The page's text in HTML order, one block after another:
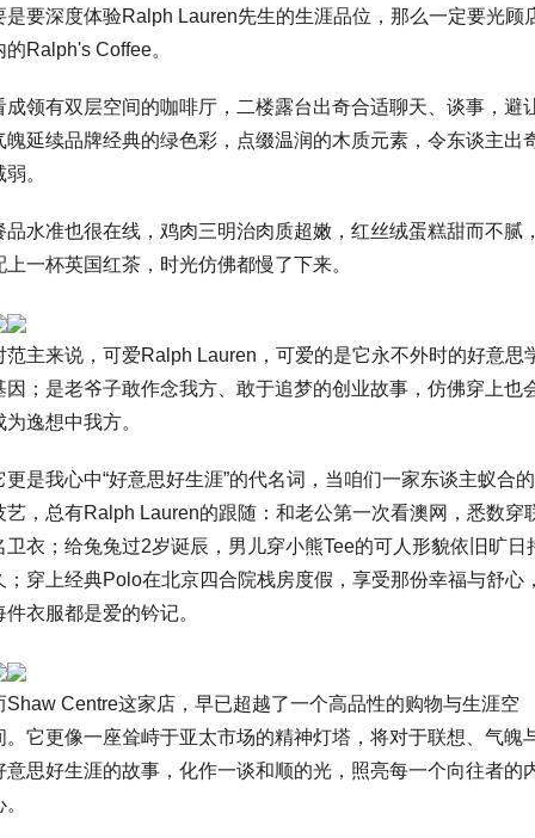
是要深度体验Ralph Lauren先生的生涯品位，那么一定要光顾
的Ralph's Coffee。
成领有双层空间的咖啡厅，二楼露台出奇合适聊天、谈事，避
魄延续品牌经典的绿色彩，点缀温润的木质元素，令东谈主出
弱。
品水准也很在线，鸡肉三明治肉质超嫩，红丝绒蛋糕甜而不腻
上一杯英国红茶，时光仿佛都慢了下来。
范主来说，可爱Ralph Lauren，可爱的是它永不外时的好意思
因；是老爷子敢作念我方、敢于追梦的创业故事，仿佛穿上也
为逸想中我方。
更是我心中“好意思好生涯”的代名词，当咱们一家东谈主蚁合的
艺，总有Ralph Lauren的跟随：和老公第一次看澳网，悉数穿
卫衣；给兔兔过2岁诞辰，男儿穿小熊Tee的可人形貌依旧旷日
；穿上经典Polo在北京四合院栈房度假，享受那份幸福与舒心
件衣服都是爱的钤记。
Shaw Centre这家店，早已超越了一个高品性的购物与生涯空
。它更像一座耸峙于亚太市场的精神灯塔，将对于联想、气魄
意思好生涯的故事，化作一谈和顺的光，照亮每一个向往者的